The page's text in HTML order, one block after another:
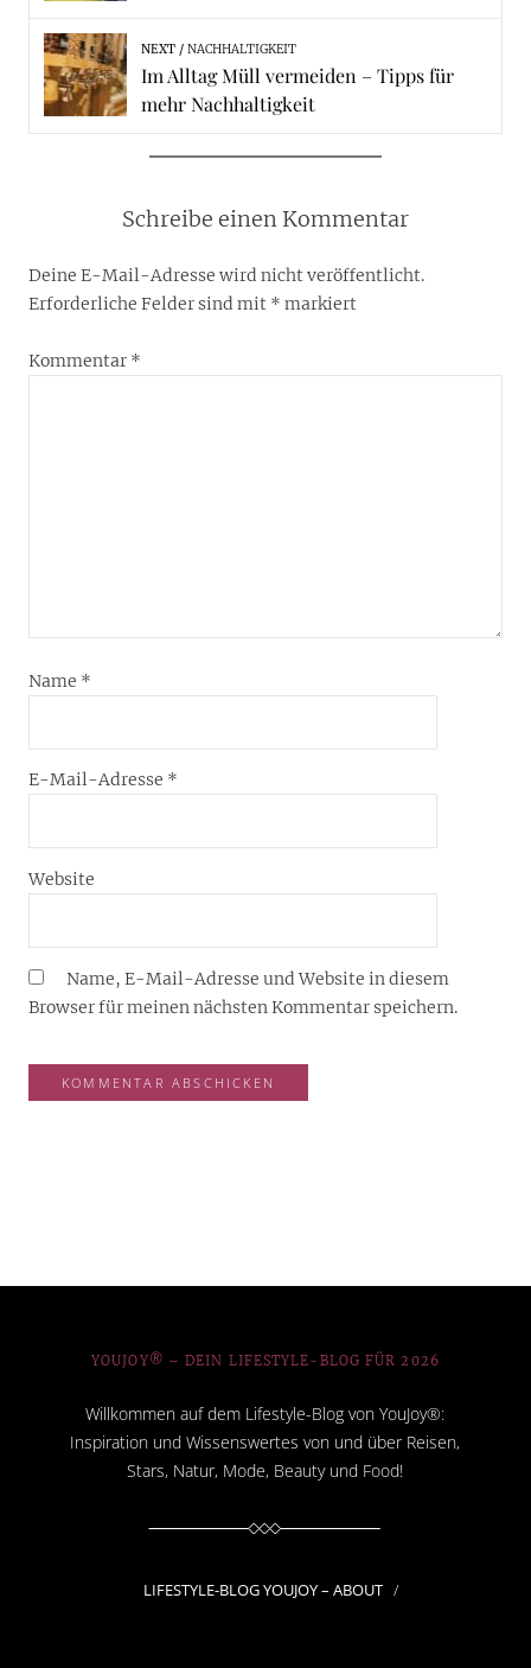
NEXT NACHHALTIGKEIT
Im Alltag Müll vermeiden – Tipps für
mehr Nachhaltigkeit
Schreibe einen Kommentar
Deine E-Mail-Adresse wird nicht veröffentlicht.
Erforderliche Felder sind mit * markiert
Kommentar *
Name *
E-Mail-Adresse *
Website
Name, E-Mail-Adresse und Website in diesem
Browser für meinen nächsten Kommentar speichern.
YOUJOY® – DEIN LIFESTYLE-BLOG FÜR 2026
Willkommen auf dem Lifestyle-Blog von YouJoy®:
Inspiration und Wissenswertes von und über Reisen,
Stars, Natur, Mode, Beauty und Food!
LIFESTYLE-BLOG YOUJOY – ABOUT